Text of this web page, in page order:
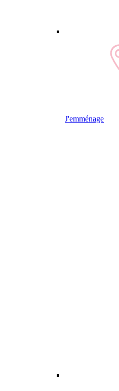
J'emménage